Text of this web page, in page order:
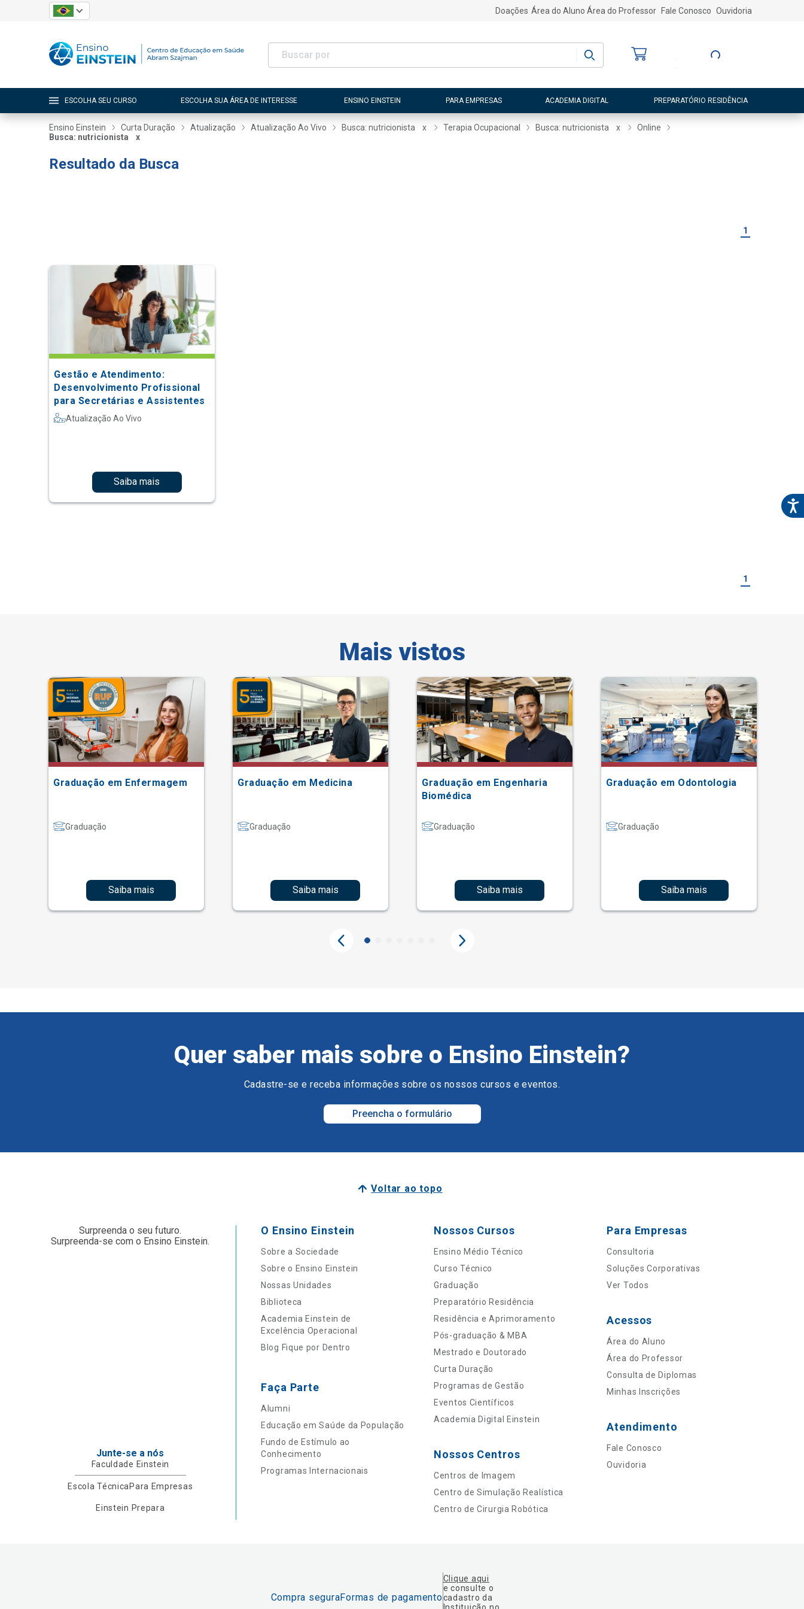
Doações Área do Aluno Área do Professor Fale Conosco Ouvidoria
Entre ou Cadastre-
ESCOLHA SEU CURSO ESCOLHA SUA ÁREA DE INTERESSE ENSINO EINSTEIN PARA EMPRESAS ACADEMIA DIGITAL PREPARATÓRIO RESIDÊNCIA
Ensino Einstein Curta Duração Atualização Atualização Ao Vivo Busca: nutricionista x Terapia Ocupacional Busca: nutricionista x
Online
Busca: nutricionista
x
Resultado da Busca
1
Gestão e Atendimento:
Desenvolvimento Profissional
para Secretárias e Assistentes
Atualização Ao Vivo
Saiba mais
1
Mais vistos
Graduação em Enfermagem
Graduação
Saiba mais
Graduação em Medicina
Graduação
Saiba mais
Graduação em Engenharia
Biomédica
Graduação
Saiba mais
Graduação em Odontologia
Graduação
Saiba mais
Quer saber mais sobre o Ensino Einstein?
Cadastre-se e receba informações sobre os nossos cursos e eventos.
Preencha o formulário
Voltar ao topo
Surpreenda o seu futuro.
Surpreenda-se com o Ensino Einstein.
Junte-se a nós
Faculdade Einstein
Escola Técnica Para Empresas
Einstein Prepara
O Ensino Einstein
Sobre a Sociedade
Sobre o Ensino Einstein
Nossas Unidades
Biblioteca
Academia Einstein de
Excelência Operacional
Blog Fique por Dentro
Faça Parte
Alumni
Educação em Saúde da População
Fundo de Estímulo ao
Conhecimento
Programas Internacionais
Nossos Cursos
Ensino Médio Técnico
Curso Técnico
Graduação
Preparatório Residência
Residência e Aprimoramento
Pós-graduação & MBA
Mestrado e Doutorado
Curta Duração
Programas de Gestão
Eventos Científicos
Academia Digital Einstein
Nossos Centros
Centros de Imagem
Centro de Simulação Realística
Centro de Cirurgia Robótica
Para Empresas
Consultoria
Soluções Corporativas
Ver Todos
Acessos
Área do Aluno
Área do Professor
Consulta de Diplomas
Minhas Inscrições
Atendimento
Fale Conosco
Ouvidoria
Compra seguraFormas de pagamento
Clique aqui
e consulte o
cadastro da